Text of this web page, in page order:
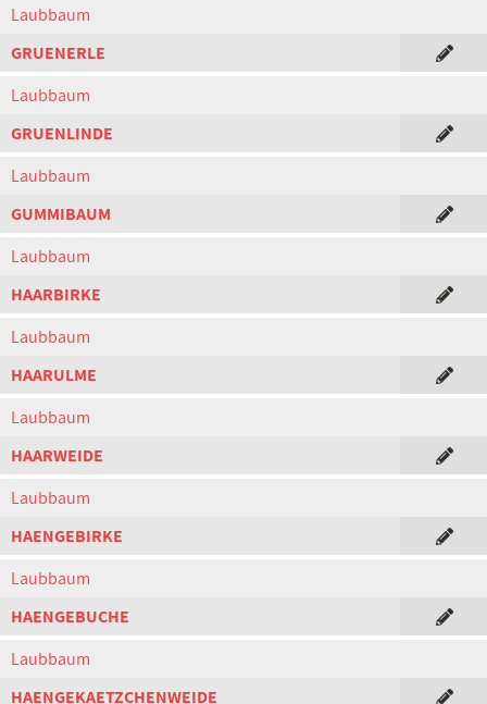
Laubbaum
GRUENERLE
Laubbaum
GRUENLINDE
Laubbaum
GUMMIBAUM
Laubbaum
HAARBIRKE
Laubbaum
HAARULME
Laubbaum
HAARWEIDE
Laubbaum
HAENGEBIRKE
Laubbaum
HAENGEBUCHE
Laubbaum
HAENGEKAETZCHENWEIDE